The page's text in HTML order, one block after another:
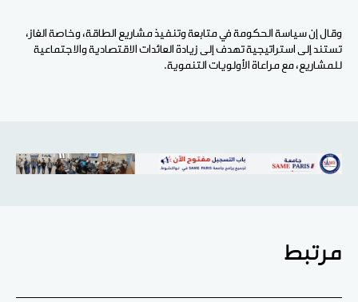
وقال إن سياسة الحكومة في متابعة وتنفيذ مشاريع الطاقة، وخاصة الغاز،
تستند إلى استراتيجية تهدف إلى زيادة العائدات الاقتصادية والاجتماعية
للمشاريع، مع مراعاة الأولويات التنموية.
مرتبط